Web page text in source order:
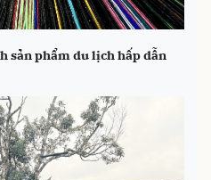
sản phẩm du lịch hấp dẫn